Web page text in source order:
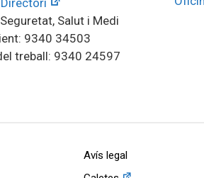
Salut i Medi
9340 34503
treball: 9340 24597
Avís legal